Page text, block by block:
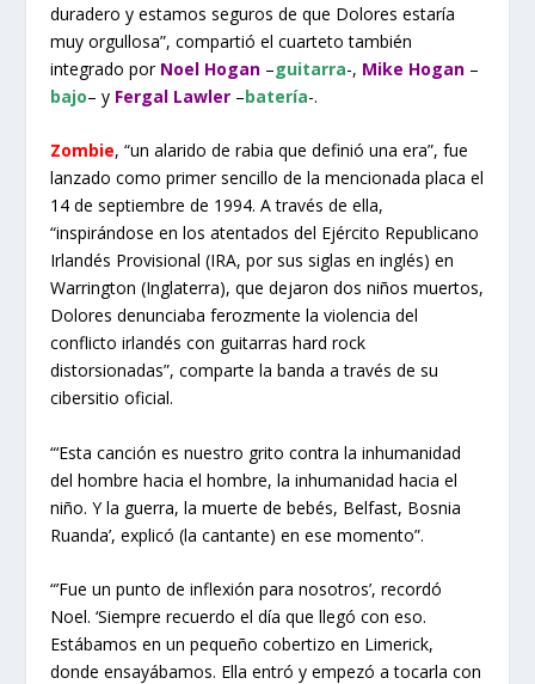
duradero y estamos seguros de que Dolores estaría
muy orgullosa”, compartió el cuarteto también
integrado por Noel Hogan –guitarra-, Mike Hogan –
bajo– y Fergal Lawler –batería-.
Zombie, “un alarido de rabia que definió una era”, fue
lanzado como primer sencillo de la mencionada placa el
14 de septiembre de 1994. A través de ella,
“inspirándose en los atentados del Ejército Republicano
Irlandés Provisional (IRA, por sus siglas en inglés) en
Warrington (Inglaterra), que dejaron dos niños muertos,
Dolores denunciaba ferozmente la violencia del
conflicto irlandés con guitarras hard rock
distorsionadas”, comparte la banda a través de su
cibersitio oficial.
“‘Esta canción es nuestro grito contra la inhumanidad
del hombre hacia el hombre, la inhumanidad hacia el
niño. Y la guerra, la muerte de bebés, Belfast, Bosnia
Ruanda’, explicó (la cantante) en ese momento”.
“’Fue un punto de inflexión para nosotros’, recordó
Noel. ‘Siempre recuerdo el día que llegó con eso.
Estábamos en un pequeño cobertizo en Limerick,
donde ensayábamos. Ella entró y empezó a tocarla con